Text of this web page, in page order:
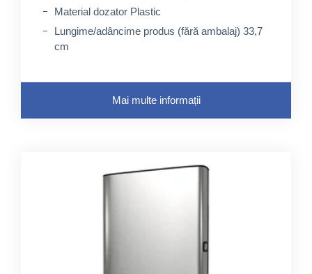
Material dozator Plastic
Lungime/adâncime produs (fără ambalaj) 33,7
cm
Mai multe informații